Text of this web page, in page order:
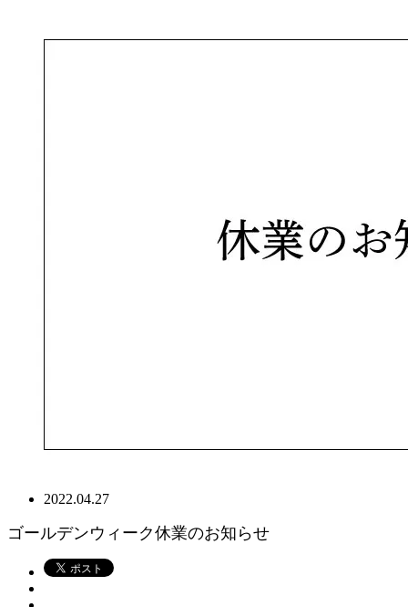
2022.04.27
ゴールデンウィーク休業のお知らせ